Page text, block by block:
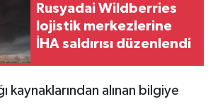
Rusyadai Wildberries
lojistik merkezlerine
İHA saldırısı düzenlendi
kaynaklarından alınan bilgiye